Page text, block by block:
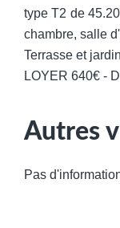
type T2 de
chambre, salle
Terrasse et
LOYER 640€ -
Autres
Pas